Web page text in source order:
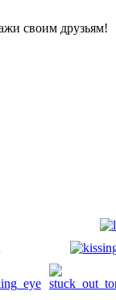
своим друзьям!